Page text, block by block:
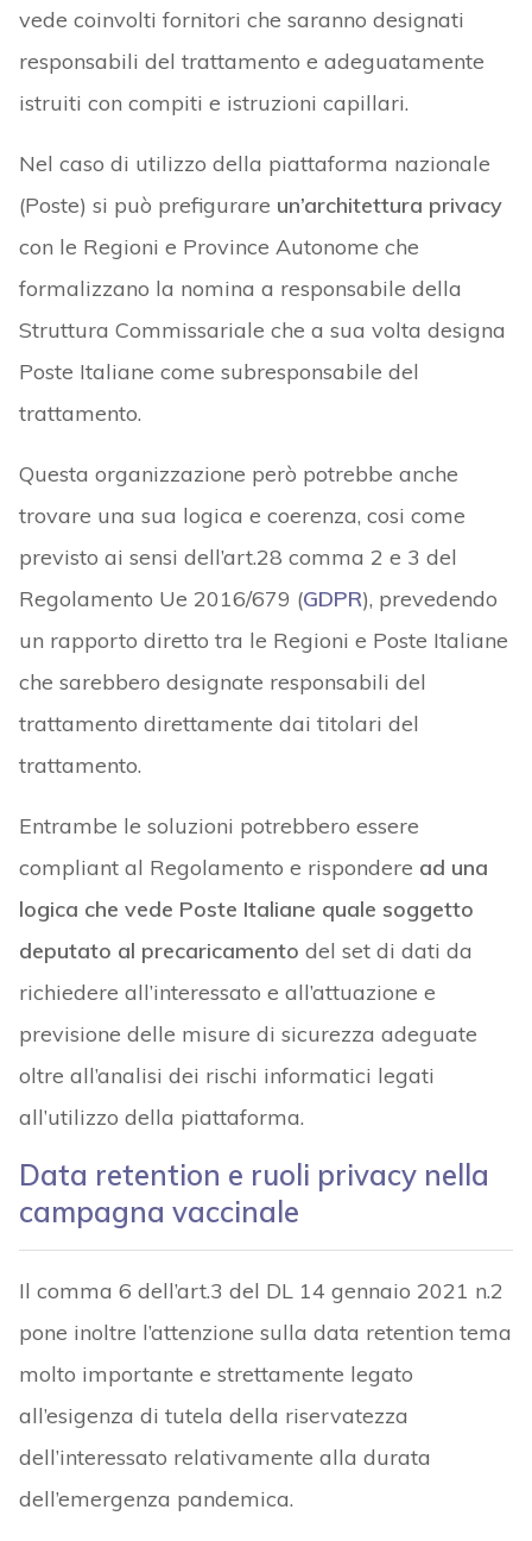
vede coinvolti fornitori che saranno designati
responsabili del trattamento e adeguatamente
istruiti con compiti e istruzioni capillari.
Nel caso di utilizzo della piattaforma nazionale
(Poste) si può prefigurare un’architettura privacy
con le Regioni e Province Autonome che
formalizzano la nomina a responsabile della
Struttura Commissariale che a sua volta designa
Poste Italiane come subresponsabile del
trattamento.
Questa organizzazione però potrebbe anche
trovare una sua logica e coerenza, cosi come
previsto ai sensi dell’art.28 comma 2 e 3 del
Regolamento Ue 2016/679 (GDPR), prevedendo
un rapporto diretto tra le Regioni e Poste Italiane
che sarebbero designate responsabili del
trattamento direttamente dai titolari del
trattamento.
Entrambe le soluzioni potrebbero essere
compliant al Regolamento e rispondere ad una
logica che vede Poste Italiane quale soggetto
deputato al precaricamento del set di dati da
richiedere all’interessato e all’attuazione e
previsione delle misure di sicurezza adeguate
oltre all’analisi dei rischi informatici legati
all’utilizzo della piattaforma.
Data retention e ruoli privacy nella
campagna vaccinale
Il comma 6 dell’art.3 del DL 14 gennaio 2021 n.2
pone inoltre l’attenzione sulla data retention tema
molto importante e strettamente legato
all’esigenza di tutela della riservatezza
dell’interessato relativamente alla durata
dell’emergenza pandemica.